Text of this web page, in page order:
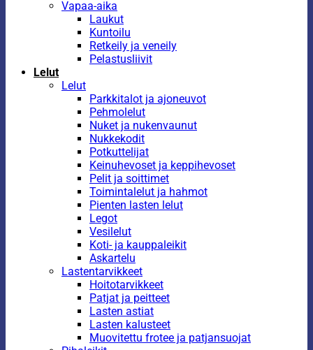
Vapaa-aika
Laukut
Kuntoilu
Retkeily ja veneily
Pelastusliivit
Lelut
Lelut
Parkkitalot ja ajoneuvot
Pehmolelut
Nuket ja nukenvaunut
Nukkekodit
Potkuttelijat
Keinuhevoset ja keppihevoset
Pelit ja soittimet
Toimintalelut ja hahmot
Pienten lasten lelut
Legot
Vesilelut
Koti- ja kauppaleikit
Askartelu
Lastentarvikkeet
Hoitotarvikkeet
Patjat ja peitteet
Lasten astiat
Lasten kalusteet
Muovitettu frotee ja patjansuojat